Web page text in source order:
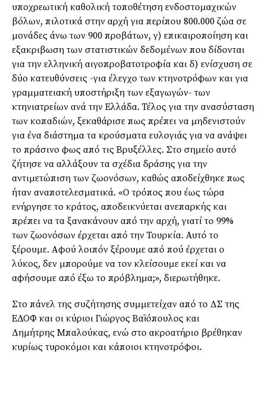
υποχρεωτική καθολική τοποθέτηση ενδοστομαχικών
βόλων, πιλοτικά στην αρχή για περίπου 800.000 ζώα σε
μονάδες άνω των 900 προβάτων, γ) επικαιροποίηση και
εξακριβωση των στατιστικών δεδομένων που δίδονται
για την ελληνική αιγοπροβατοτροφία και δ) ενίσχυση σε
δύο κατευθύνσεις -για έλεγχο των κτηνοτρόφων και για
γραμματειακή υποστήριξη των εξαγωγών- των
κτηνιατρείων ανά την Ελλάδα. Τέλος για την ανασύσταση
των κοπαδιών, ξεκαθάρισε πως πρέπει να μηδενιστούν
για ένα διάστημα τα κρούσματα ευλογιάς για να ανάψει
το πράσινο φως από τις Βρυξέλλες. Στο σημείο αυτό
ζήτησε να αλλάξουν τα σχέδια δράσης για την
αντιμετώπιση των ζωονόσων, καθώς αποδείχθηκε πως
ήταν αναποτελεσματικά. «Ο τρόπος που έως τώρα
ενήργησε το κράτος, αποδεικνύεται ανεπαρκής και
πρέπει να τα ξανακάνουν από την αρχή, γιατί το 99%
των ζωονόσων έρχεται από την Τουρκία. Αυτό το
ξέρουμε. Αφού λοιπόν ξέρουμε από πού έρχεται ο
λύκος, δεν μπορούμε να τον κλείσουμε εκεί και να
αφήσουμε από έξω το πρόβλημα;», διερωτήθηκε.
Στο πάνελ της συζήτησης συμμετείχαν από το ΔΣ της
ΕΔΟΦ και οι κύριοι Γιώργος Βαϊόπουλος και
Δημήτρης Μπαλούκας, ενώ στο ακροατήριο βρέθηκαν
κυρίως τυροκόμοι και κάποιοι κτηνοτρόφοι.